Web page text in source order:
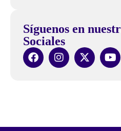
Síguenos en
Sociales